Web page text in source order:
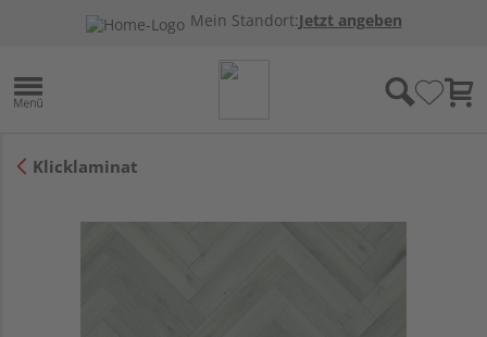
Mein Standort:Jetzt angeben
Klicklaminat